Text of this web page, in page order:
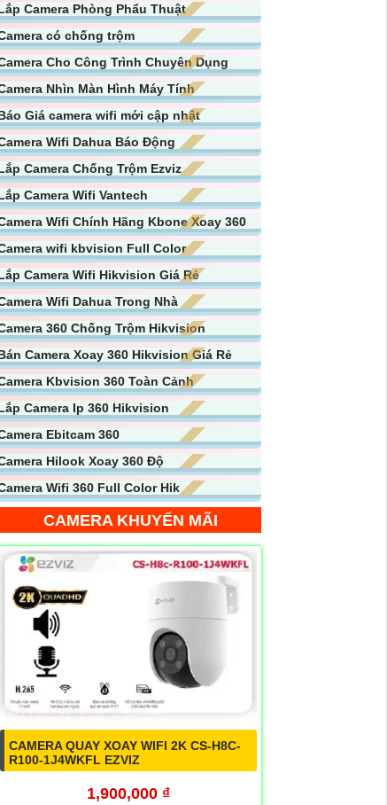
Camera Phòng Phẩu Thuật
có chống trộm
Cho Công Trình Chuyên Dụng
Nhìn Màn Hình Máy Tính
Giá camera wifi mới cập nhật
Wifi Dahua Báo Động
Camera Chống Trộm Ezviz
Camera Wifi Vantech
Wifi Chính Hãng Kbone Xoay 360
wifi kbvision Full Color
Camera Wifi Hikvision Giá Rẻ
Wifi Dahua Trong Nhà
360 Chống Trộm Hikvision
Camera Xoay 360 Hikvision Giá Rẻ
Kbvision 360 Toàn Cảnh
Camera Ip 360 Hikvision
Ebitcam 360
Hilook Xoay 360 Độ
Wifi 360 Full Color Hik
CAMERA KHUYẾN MÃI
CAMERA QUAY XOAY WIFI 2K CS-H8C-
R100-1J4WKFL EZVIZ
1,900,000 ₫